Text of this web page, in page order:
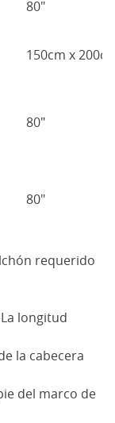
80"
150cm x
80"
80"
requerido
longitud
la cabecera
del marco de